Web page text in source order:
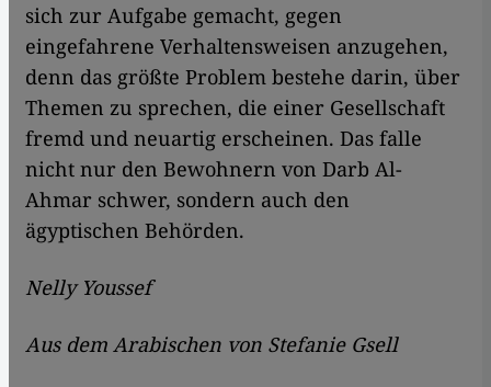
sich zur Aufgabe gemacht, gegen
eingefahrene Verhaltensweisen anzugehen,
denn das größte Problem bestehe darin, über
Themen zu sprechen, die einer Gesellschaft
fremd und neuartig erscheinen. Das falle
nicht nur den Bewohnern von Darb Al-
Ahmar schwer, sondern auch den
ägyptischen Behörden.
Nelly Youssef
Aus dem Arabischen von Stefanie Gsell